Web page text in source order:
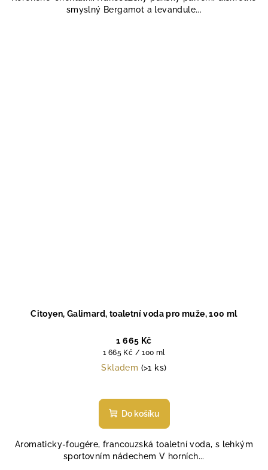
smyslný Bergamot a levandule...
Citoyen, Galimard, toaletní voda pro muže, 100 ml
1 665 Kč
Měrná
cena:
1 665 Kč / 100 ml
Skladem (>1 ks)
Do košíku
Aromaticky-fougére, francouzská toaletní voda, s lehkým
sportovním nádechem V horních...